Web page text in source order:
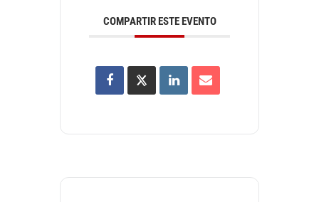
COMPARTIR ESTE EVENTO